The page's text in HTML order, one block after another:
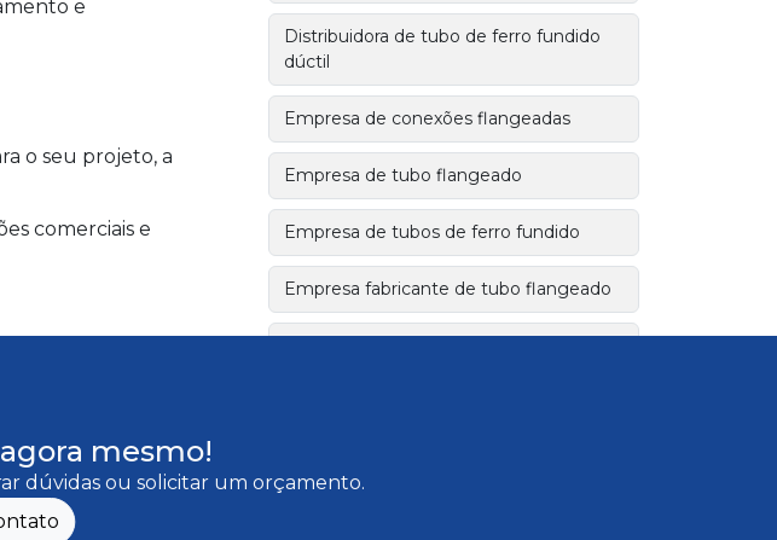
e
o seu projeto, a
comerciais e
mesmo!
dúvidas ou solicitar um orçamento.
Distribuidora de tubo de ferro fundido
dúctil
Empresa de conexões flangeadas
Empresa de tubo flangeado
Empresa de tubos de ferro fundido
Empresa fabricante de tubo flangeado
Extremidade flange e bolsa jgs